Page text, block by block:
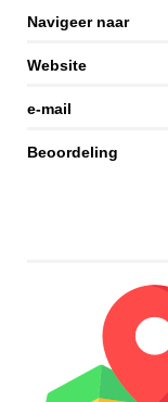
Navigeer naar
Website
e-mail
Beoordeling